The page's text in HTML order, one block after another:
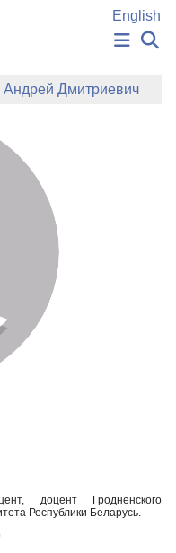
English
Андрей Дмитриевич
доцент Гродненского
Республики Беларусь.